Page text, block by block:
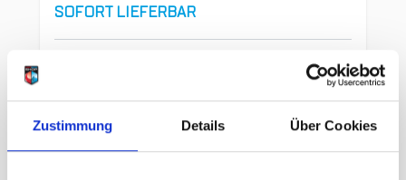
Zustimmung Details Über Cookies
SOFORT LIEFERBAR